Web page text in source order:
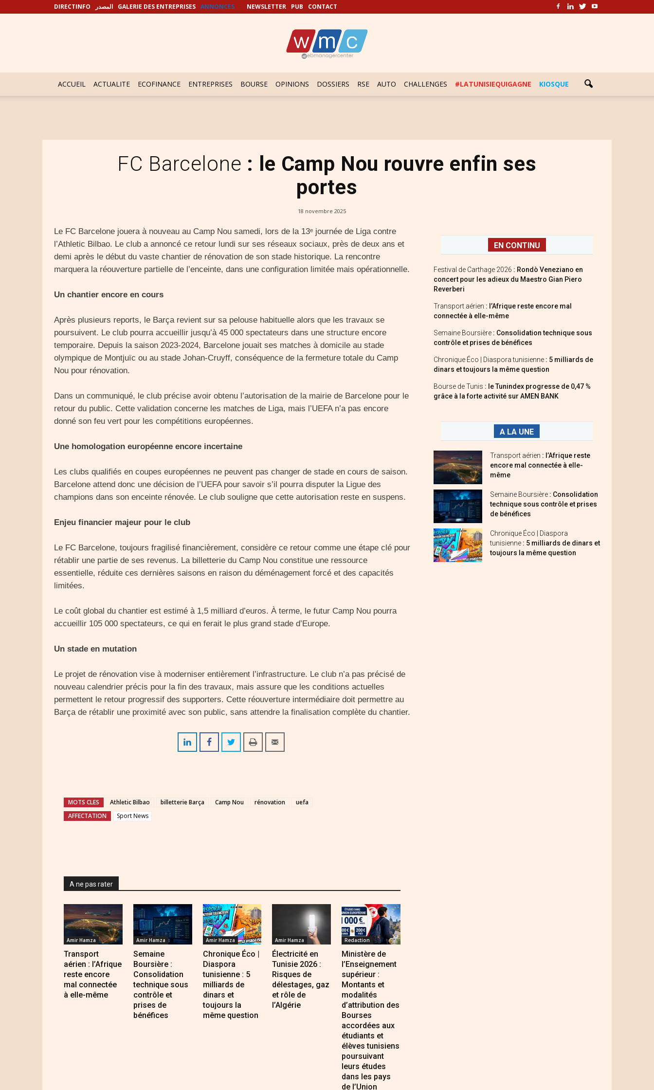
DIRECTINFO المصدر GALERIE DES ENTREPRISES ANNONCES NEWSLETTER PUB CONTACT
ACCUEIL ACTUALITE ECOFINANCE ENTREPRISES BOURSE OPINIONS DOSSIERS RSE AUTO CHALLENGES #LATUNISIEQUIGAGNE KIOSQUE
FC Barcelone : le Camp Nou rouvre enfin ses
portes
18 novembre 2025
Le FC Barcelone jouera à nouveau au Camp Nou samedi, lors de la 13ᵉ journée de Liga contre
l’Athletic Bilbao. Le club a annoncé ce retour lundi sur ses réseaux sociaux, près de deux ans et
demi après le début du vaste chantier de rénovation de son stade historique. La rencontre
marquera la réouverture partielle de l’enceinte, dans une configuration limitée mais opérationnelle.
Un chantier encore en cours
Après plusieurs reports, le Barça revient sur sa pelouse habituelle alors que les travaux se
poursuivent. Le club pourra accueillir jusqu’à 45 000 spectateurs dans une structure encore
temporaire. Depuis la saison 2023-2024, Barcelone jouait ses matches à domicile au stade
olympique de Montjuïc ou au stade Johan-Cruyff, conséquence de la fermeture totale du Camp
Nou pour rénovation.
Dans un communiqué, le club précise avoir obtenu l’autorisation de la mairie de Barcelone pour le
retour du public. Cette validation concerne les matches de Liga, mais l’UEFA n’a pas encore
donné son feu vert pour les compétitions européennes.
Une homologation européenne encore incertaine
Les clubs qualifiés en coupes européennes ne peuvent pas changer de stade en cours de saison.
Barcelone attend donc une décision de l’UEFA pour savoir s’il pourra disputer la Ligue des
champions dans son enceinte rénovée. Le club souligne que cette autorisation reste en suspens.
Enjeu financier majeur pour le club
Le FC Barcelone, toujours fragilisé financièrement, considère ce retour comme une étape clé pour
rétablir une partie de ses revenus. La billetterie du Camp Nou constitue une ressource
essentielle, réduite ces dernières saisons en raison du déménagement forcé et des capacités
limitées.
Le coût global du chantier est estimé à 1,5 milliard d’euros. À terme, le futur Camp Nou pourra
accueillir 105 000 spectateurs, ce qui en ferait le plus grand stade d’Europe.
Un stade en mutation
Le projet de rénovation vise à moderniser entièrement l’infrastructure. Le club n’a pas précisé de
nouveau calendrier précis pour la fin des travaux, mais assure que les conditions actuelles
permettent le retour progressif des supporters. Cette réouverture intermédiaire doit permettre au
Barça de rétablir une proximité avec son public, sans attendre la finalisation complète du chantier.
MOTS CLES Athletic Bilbao billetterie Barça Camp Nou rénovation
uefa
AFFECTATION
Sport News
A ne pas rater
Amir Hamza
Transport
aérien : l’Afrique
reste encore
mal connectée
à elle-même
Amir Hamza
Semaine
Boursière :
Consolidation
technique sous
contrôle et
prises de
bénéfices
Amir Hamza
Chronique Éco |
Diaspora
tunisienne : 5
milliards de
dinars et
toujours la
même question
Amir Hamza
Électricité en
Tunisie 2026 :
Risques de
délestages, gaz
et rôle de
l’Algérie
Redaction
Ministère de
l’Enseignement
supérieur :
Montants et
modalités
d’attribution des
Bourses
accordées aux
étudiants et
élèves tunisiens
poursuivant
leurs études
dans les pays
de l’Union
EN CONTINU
Festival de Carthage 2026 : Rondò Veneziano en
concert pour les adieux du Maestro Gian Piero
Reverberi
Transport aérien : l’Afrique reste encore mal
connectée à elle-même
Semaine Boursière : Consolidation technique sous
contrôle et prises de bénéfices
Chronique Éco | Diaspora tunisienne : 5 milliards de
dinars et toujours la même question
Bourse de Tunis : le Tunindex progresse de 0,47 %
grâce à la forte activité sur AMEN BANK
A LA UNE
Transport aérien : l’Afrique reste
encore mal connectée à elle-
même
Semaine Boursière : Consolidation
technique sous contrôle et prises
de bénéfices
Chronique Éco | Diaspora
tunisienne : 5 milliards de dinars et
toujours la même question